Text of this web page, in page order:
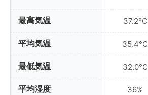
最高気温
平均気温
最低気温
平均湿度
37.2°C
35.4°C
32.0°C
36%